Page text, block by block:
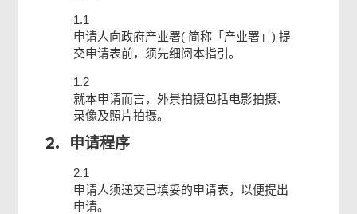
申请人
检查及确认
1.1
申请人向政府产业署( 简称「产业署」) 提
交申请表前，须先细阅本指引。
1.2
就本申请而言，外景拍摄包括电影拍摄、
录像及照片拍摄。
2. 申请程序
2.1
申请人须递交已填妥的申请表，以便提出
申请。